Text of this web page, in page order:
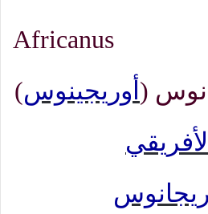
Africanus
( أوريجينوس)